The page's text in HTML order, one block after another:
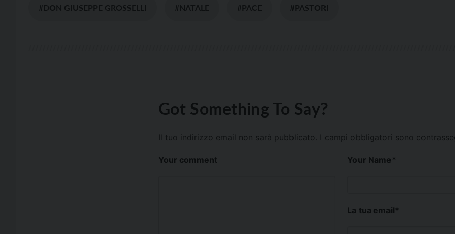
#DON GIUSEPPE GROSSELLI #NATALE #PACE #PASTORI
Got Something To Say?
Il tuo indirizzo email non sarà pubblicato. I campi obbligatori sono
Your comment Your Name*
La tua email*